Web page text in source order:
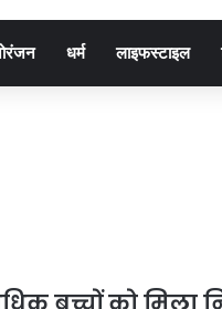
धर्म लाइफस्टाइल